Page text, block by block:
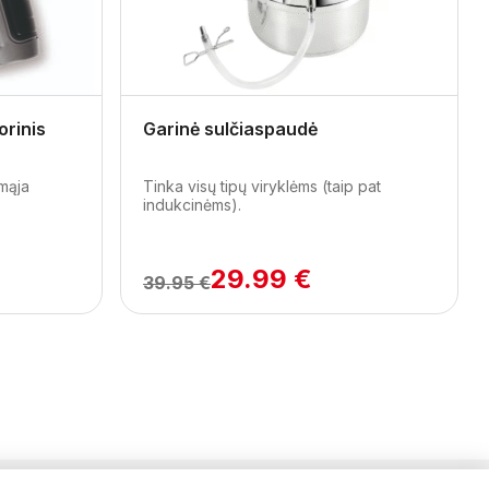
Garinė sulčiaspaudė
Tinka visų tipų viryklėms (taip pat
indukcinėms).
39.95 €29.99 €